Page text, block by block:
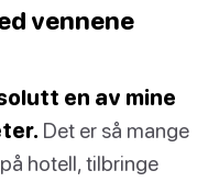
vennene
en av mine
Det er så mange
hotell, tilbringe